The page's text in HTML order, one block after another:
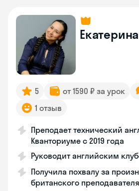
Екатерина
5 от 1590 ₽ за урок
1 отзыв
Преподает технический
Кванториуме с 2019 года
Руководит английским
Получила похвалу за
британского преподавателя